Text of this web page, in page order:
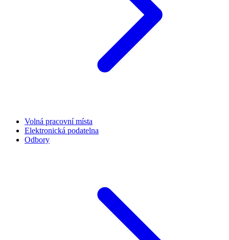
Volná pracovní místa
Elektronická podatelna
Odbory